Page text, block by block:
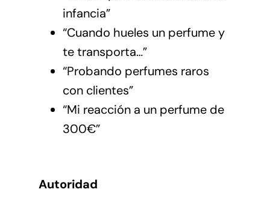
infancia”
“Cuando hueles un perfume y
te transporta…”
“Probando perfumes raros
con clientes”
“Mi reacción a un perfume de
300€”
Autoridad